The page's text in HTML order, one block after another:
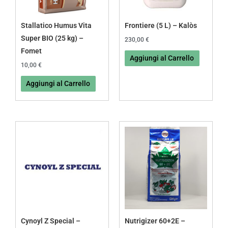
Stallatico Humus Vita
Super BIO (25 kg) –
Fomet
10,00 €
Aggiungi al Carrello
Frontiere (5 L) – Kalòs
230,00 €
Aggiungi al Carrello
Cynoyl Z Special –
a
più
Nutrigizer 60+2E –
di
prezzo:
da
9,00 €
a
18,50 €
Questo